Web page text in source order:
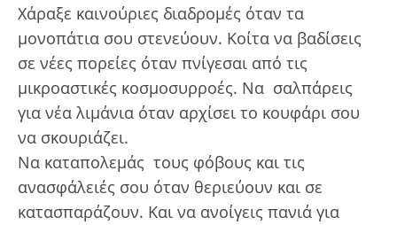
Χάραξε καινούριες διαδρομές όταν τα
μονοπάτια σου στενεύουν. Κοίτα να βαδίσεις
σε νέες πορείες όταν πνίγεσαι από τις
μικροαστικές κοσμοσυρροές. Να σαλπάρεις
για νέα λιμάνια όταν αρχίσει το κουφάρι σου
να σκουριάζει.
Να καταπολεμάς τους φόβους και τις
ανασφάλειές σου όταν θεριεύουν και σε
κατασπαράζουν. Και να ανοίγεις πανιά για